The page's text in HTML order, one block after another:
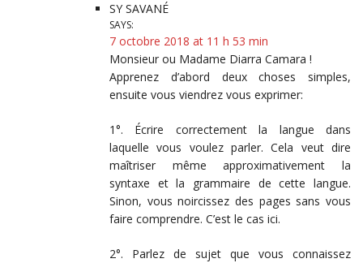
SY SAVANÉ
SAYS:
7 octobre 2018 at 11 h 53 min
Monsieur ou Madame Diarra Camara !
Apprenez d’abord deux choses simples,
ensuite vous viendrez vous exprimer:
1°. Écrire correctement la langue dans
laquelle vous voulez parler. Cela veut dire
maîtriser même approximativement la
syntaxe et la grammaire de cette langue.
Sinon, vous noircissez des pages sans vous
faire comprendre. C’est le cas ici.
2°. Parlez de sujet que vous connaissez